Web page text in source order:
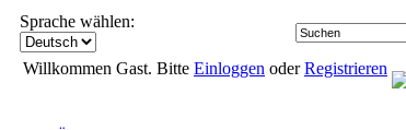
Sprache wählen:
Willkommen Gast. Bitte Einloggen oderRegistrieren